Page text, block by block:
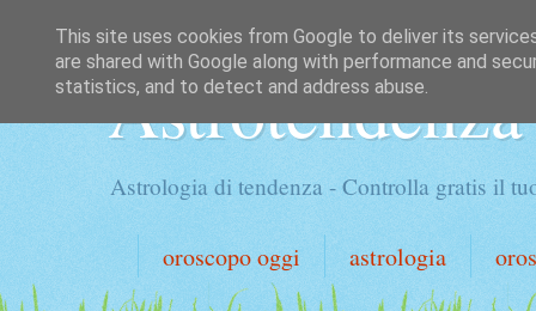
Astrotendenza
Astrologia di tendenza - Controlla gratis il
oroscopo oggi astrologia
This site uses cookies from Google to deliver its
are shared with Google along with performance and
statistics, and to detect and address abuse.